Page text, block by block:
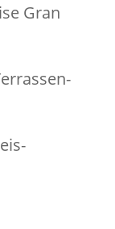
Gran